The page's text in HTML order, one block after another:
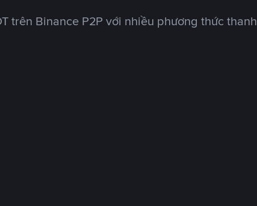
trên Binance P2P với nhiều phương thức thanh